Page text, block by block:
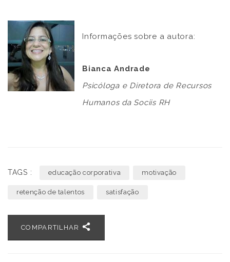
Informações sobre a autora:
Bianca Andrade
Psicóloga e Diretora de Recursos
Humanos da Sociis RH
TAGS : educação corporativa motivação
retenção de talentos satisfação
COMPARTILHAR